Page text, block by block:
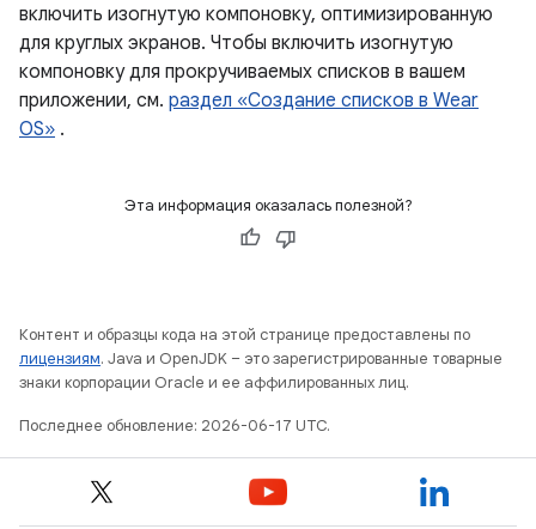
включить изогнутую компоновку, оптимизированную
для круглых экранов. Чтобы включить изогнутую
компоновку для прокручиваемых списков в вашем
приложении, см. раздел «Создание списков в Wear
OS» .
Эта информация оказалась полезной?
Контент и образцы кода на этой странице предоставлены по
лицензиям. Java и OpenJDK – это зарегистрированные товарные
знаки корпорации Oracle и ее аффилированных лиц.
Последнее обновление: 2026-06-17 UTC.